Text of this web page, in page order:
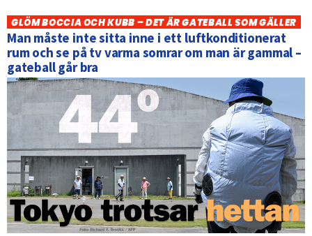
GLÖM BOCCIA OCH KUBB – DET ÄR GATEBALL SOM GÄLLER
Man måste inte sitta inne i ett luftkonditionerat
rum och se på tv varma somrar om man är gammal –
gateball går bra